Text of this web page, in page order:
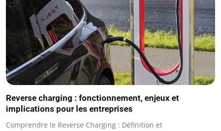
Reverse charging : fonctionnement, enjeux et
implications pour les entreprises
Comprendre le Reverse Charging : Définition et